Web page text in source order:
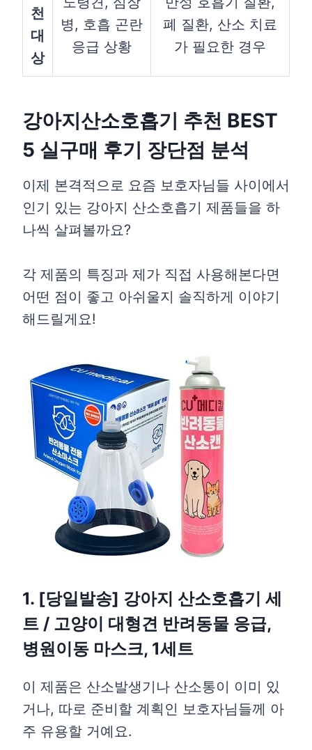
천
대
상
병, 호흡 곤란
응급 상황
폐 질환, 산소 치료
가 필요한 경우
강아지산소호흡기 추천 BEST
5 실구매 후기 장단점 분석
이제 본격적으로 요즘 보호자님들 사이에서
인기 있는 강아지 산소호흡기 제품들을 하
나씩 살펴볼까요?
각 제품의 특징과 제가 직접 사용해본다면
어떤 점이 좋고 아쉬울지 솔직하게 이야기
해드릴게요!
1. [당일발송] 강아지 산소호흡기 세
트 / 고양이 대형견 반려동물 응급,
병원이동 마스크, 1세트
이 제품은 산소발생기나 산소통이 이미 있
거나, 따로 준비할 계획인 보호자님들께 아
주 유용할 거예요.